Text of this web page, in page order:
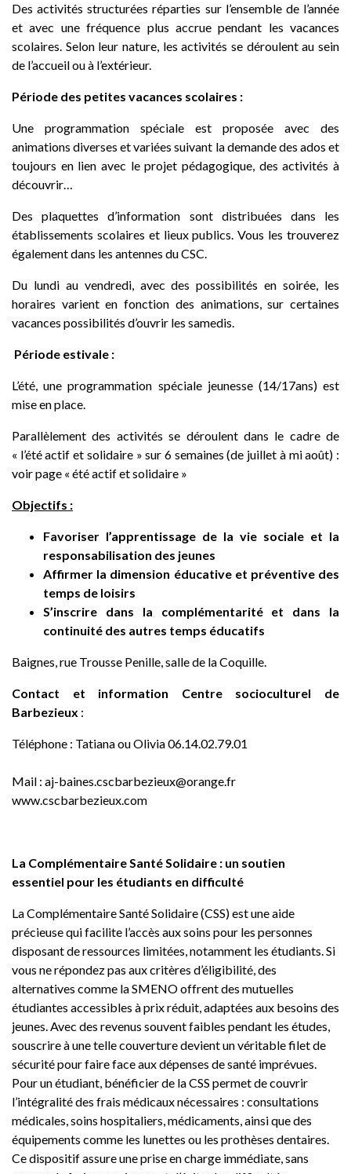
Des activités structurées réparties sur l’ensemble de l’année
et avec une fréquence plus accrue pendant les vacances
scolaires. Selon leur nature, les activités se déroulent au sein
de l’accueil ou à l’extérieur.
Période des petites vacances scolaires :
Une programmation spéciale est proposée avec des
animations diverses et variées suivant la demande des ados et
toujours en lien avec le projet pédagogique, des activités à
découvrir…
Des plaquettes d’information sont distribuées dans les
établissements scolaires et lieux publics. Vous les trouverez
également dans les antennes du CSC.
Du lundi au vendredi, avec des possibilités en soirée, les
horaires varient en fonction des animations, sur certaines
vacances possibilités d’ouvrir les samedis.
Période estivale :
L’été, une programmation spéciale jeunesse (14/17ans) est
mise en place.
Parallèlement des activités se déroulent dans le cadre de
« l’été actif et solidaire » sur 6 semaines (de juillet à mi août) :
voir page « été actif et solidaire »
Objectifs :
Favoriser l’apprentissage de la vie sociale et la
responsabilisation des jeunes
Affirmer la dimension éducative et préventive des
temps de loisirs
S’inscrire dans la complémentarité et dans la
continuité des autres temps éducatifs
Baignes, rue Trousse Penille, salle de la Coquille.
Contact et information Centre socioculturel de
Barbezieux :
Téléphone : Tatiana ou Olivia 06.14.02.79.01
Mail : aj-baines.cscbarbezieux@orange.fr
www.cscbarbezieux.com
La Complémentaire Santé Solidaire : un soutien
essentiel pour les étudiants en difficulté
La Complémentaire Santé Solidaire (CSS) est une aide
précieuse qui facilite l’accès aux soins pour les personnes
disposant de ressources limitées, notamment les étudiants. Si
vous ne répondez pas aux critères d’éligibilité, des
alternatives comme laSMENOoffrent des mutuelles
étudiantes accessibles à prix réduit, adaptées aux besoins des
jeunes. Avec des revenus souvent faibles pendant les études,
souscrire à une telle couverture devient un véritable filet de
sécurité pour faire face aux dépenses de santé imprévues.
Pour un étudiant, bénéficier de la CSS permet de couvrir
l’intégralité des frais médicaux nécessaires : consultations
médicales, soins hospitaliers, médicaments, ainsi que des
équipements comme les lunettes ou les prothèses dentaires.
Ce dispositif assure une prise en charge immédiate, sans